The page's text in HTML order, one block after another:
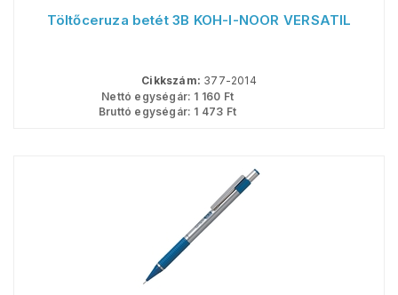
Töltőceruza betét 3B KOH-I-NOOR VERSATIL
Cikkszám: 377-2014
Nettó egységár: 1 160 Ft
Bruttó egységár: 1 473 Ft